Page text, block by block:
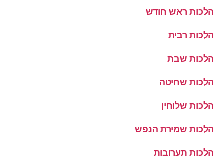
הלכות ראש חודש
הלכות רבית
הלכות שבת
הלכות שחיטה
הלכות שלוחין
הלכות שמירת הנפש
הלכות תערובות